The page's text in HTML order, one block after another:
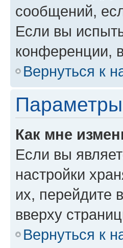
сообщений,
Если вы
конференции,
Вернуться к
Параметры
Как мне
Если вы
настройки
их, перейдите
вверху
Вернуться к